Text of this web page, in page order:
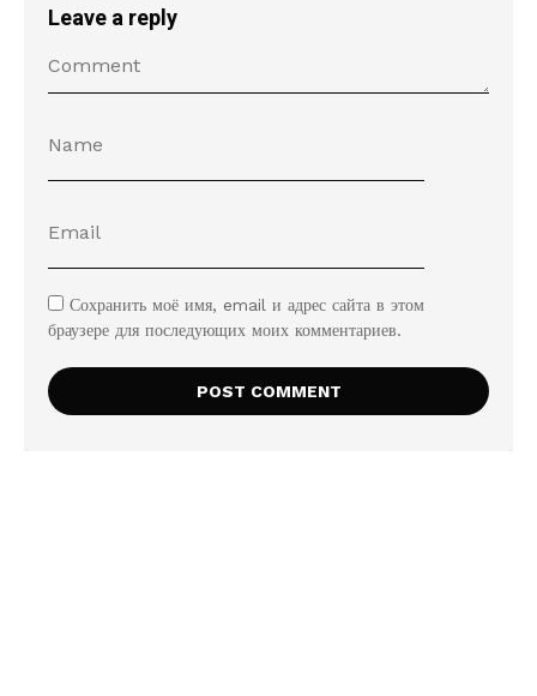
Leave a reply
Сохранить моё имя, email и адрес сайта в этом
браузере для последующих моих комментариев.